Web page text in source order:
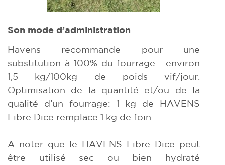
Son mode d’administration
Havens recommande pour une
substitution à 100% du fourrage : environ
1,5 kg/100kg de poids vif/jour.
Optimisation de la quantité et/ou de la
qualité d’un fourrage: 1 kg de HAVENS
Fibre Dice remplace 1 kg de foin.
A noter que le HAVENS Fibre Dice peut
être utilisé sec ou bien hydraté